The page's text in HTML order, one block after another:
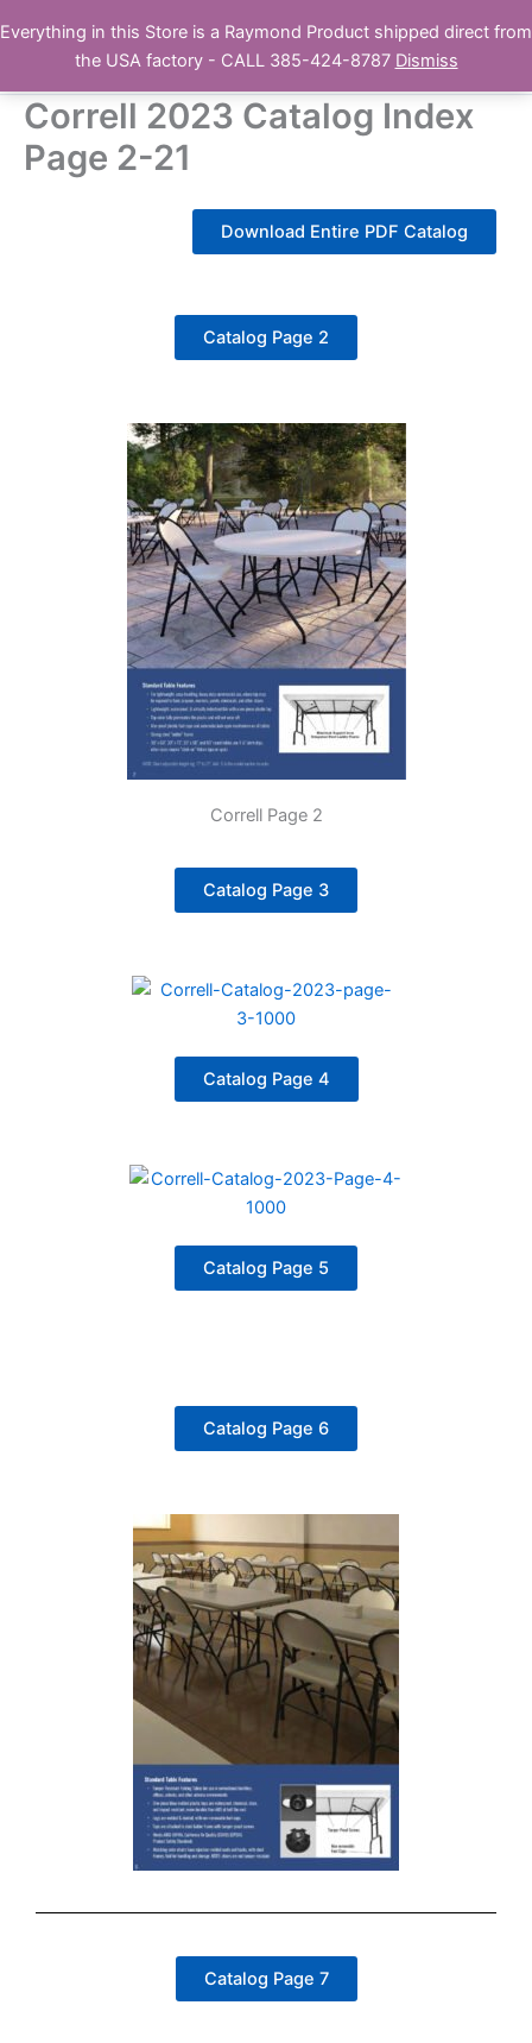
to Buy Raymond Products.com
Correll 2023 Catalog Index
Page 2-21
Download Entire PDF Catalog
Catalog Page 2
Correll Page 2
Catalog Page 3
Catalog Page 4
Catalog Page 5
Catalog Page 6
Catalog Page 7
Everything in this Store is a Raymond Product shipped direct from
the USA factory - CALL 385-424-8787 Dismiss